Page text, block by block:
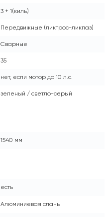
3 + 1(киль)
Передвижные (ликтрос-ликпаз)
Сварные
35
нет, если мотор до 10 л.с.
зеленый / светло-серый
1540 мм
есть
Алюминиевая слань